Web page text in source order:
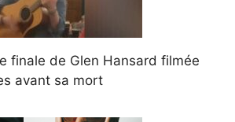
finale de Glen Hansard filmée
avant sa mort